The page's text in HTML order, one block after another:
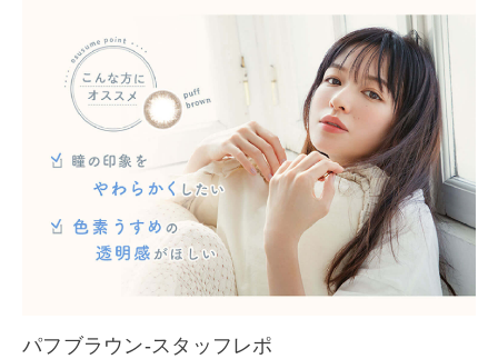
パフブラウン-スタッフレポ